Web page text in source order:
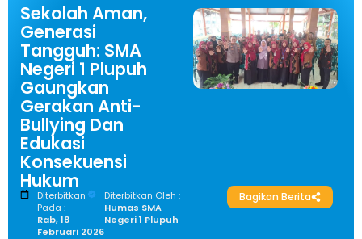
Sekolah Aman,
Generasi
Tangguh: SMA
Negeri 1 Plupuh
Gaungkan
Gerakan Anti-
Bullying Dan
Edukasi
Konsekuensi
Hukum
Diterbitkan
Pada :
Rab, 18
Februari 2026
Diterbitkan Oleh :
Humas SMA
Negeri 1 Plupuh
Bagikan Berita